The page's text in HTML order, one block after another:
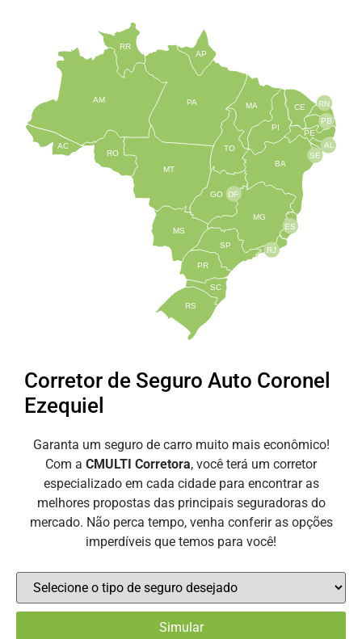
TO
BA
SE
PE
AL
RN
CE
PI
MA
AP
PA
RR
AM
AC
RO
MT
MS
GO
PR
SC
RS
SP
MG
RJ
ES
DF
PB
Corretor de Seguro Auto Coronel
Ezequiel
Garanta um seguro de carro muito mais econômico!
Com a CMULTI Corretora, você terá um corretor
especializado em cada cidade para encontrar as
melhores propostas das principais seguradoras do
mercado. Não perca tempo, venha conferir as opções
imperdíveis que temos para você!